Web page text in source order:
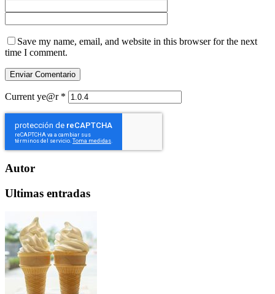
Save my name, email, and website in this browser for the next
time I comment.
Current ye@r *
Autor
Ultimas entradas